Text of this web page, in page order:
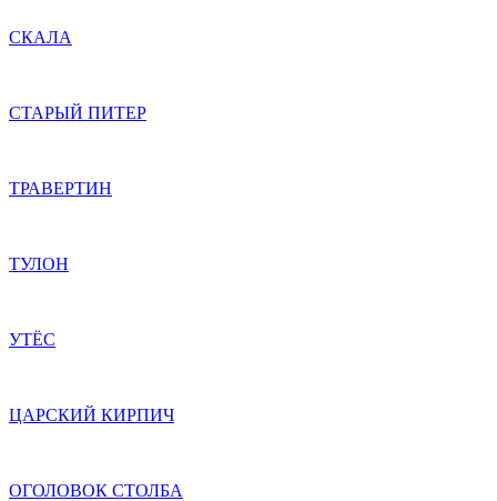
СКАЛА
СТАРЫЙ ПИТЕР
ТРАВЕРТИН
ТУЛОН
УТЁС
ЦАРСКИЙ КИРПИЧ
ОГОЛОВОК СТОЛБА